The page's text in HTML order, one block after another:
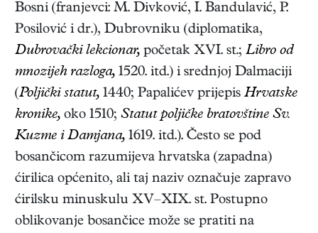
Bosni (franjevci: M. Divković, I. Bandulavić, P.
Posilović i dr.), Dubrovniku (diplomatika,
Dubrovački lekcionar, početak XVI. st.; Libro od
mnozijeh razloga, 1520. itd.) i srednjoj Dalmaciji
(Poljički statut, 1440; Papalićev prijepis Hrvatske
kronike, oko 1510; Statut poljičke bratovštine Sv.
Kuzme i Damjana, 1619. itd.). Često se pod
bosančicom razumijeva hrvatska (zapadna)
ćirilica općenito, ali taj naziv označuje zapravo
ćirilsku minuskulu XV–XIX. st. Postupno
oblikovanje bosančice može se pratiti na